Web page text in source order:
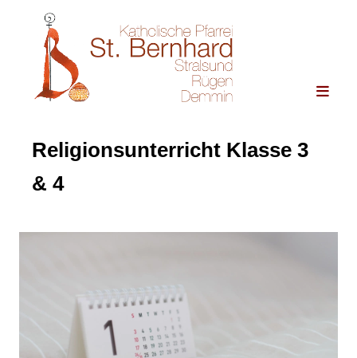
Religionsunterricht Klasse 3
& 4